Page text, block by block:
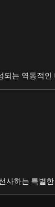
되는 역동적인
사하는 특별